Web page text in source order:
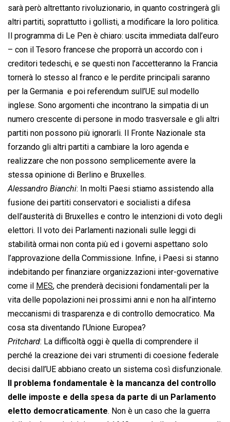
sarà però altrettanto rivoluzionario, in quanto costringerà gli
altri partiti, soprattutto i gollisti, a modificare la loro politica.
Il programma di Le Pen è chiaro: uscita immediata dall’euro
– con il Tesoro francese che proporrà un accordo con i
creditori tedeschi, e se questi non l’accetteranno la Francia
tornerà lo stesso al franco e le perdite principali saranno
per la Germania  e poi referendum sull’UE sul modello
inglese. Sono argomenti che incontrano la simpatia di un
numero crescente di persone in modo trasversale e gli altri
partiti non possono più ignorarli. Il Fronte Nazionale sta
forzando gli altri partiti a cambiare la loro agenda e
realizzare che non possono semplicemente avere la
stessa opinione di Berlino e Bruxelles.
Alessandro Bianchi: In molti Paesi stiamo assistendo alla
fusione dei partiti conservatori e socialisti a difesa
dell’austerità di Bruxelles e contro le intenzioni di voto degli
elettori. Il voto dei Parlamenti nazionali sulle leggi di
stabilità ormai non conta più ed i governi aspettano solo
l’approvazione della Commissione. Infine, i Paesi si stanno
indebitando per finanziare organizzazioni inter-governative
come il MES, che prenderà decisioni fondamentali per la
vita delle popolazioni nei prossimi anni e non ha all’interno
meccanismi di trasparenza e di controllo democratico. Ma
cosa sta diventando l’Unione Europea?
Pritchard: La difficoltà oggi è quella di comprendere il
perché la creazione dei vari strumenti di coesione federale
decisi dall’UE abbiano creato un sistema così disfunzionale.
Il problema fondamentale è la mancanza del controllo
delle imposte e della spesa da parte di un Parlamento
eletto democraticamente. Non è un caso che la guerra